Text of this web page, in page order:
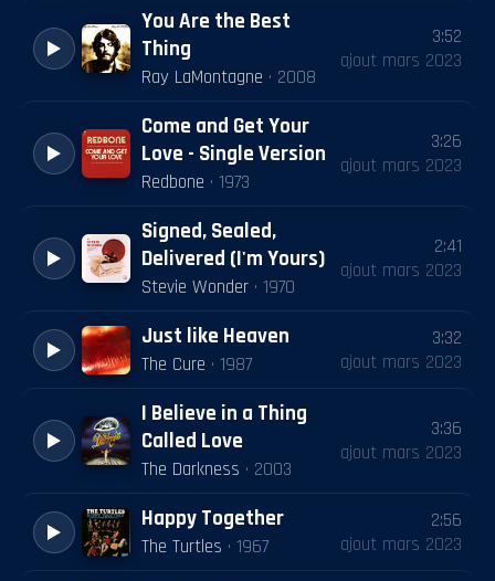
You Are the Best
Thing
Ray LaMontagne · 2008
3:52
ajout mars 2023
Come and Get Your
Love - Single Version
Redbone · 1973
3:26
ajout mars 2023
Signed, Sealed,
Delivered (I'm Yours)
Stevie Wonder · 1970
2:41
ajout mars 2023
Just like Heaven
The Cure · 1987
3:32
ajout mars 2023
I Believe in a Thing
Called Love
The Darkness · 2003
3:36
ajout mars 2023
Happy Together
The Turtles · 1967
2:56
ajout mars 2023